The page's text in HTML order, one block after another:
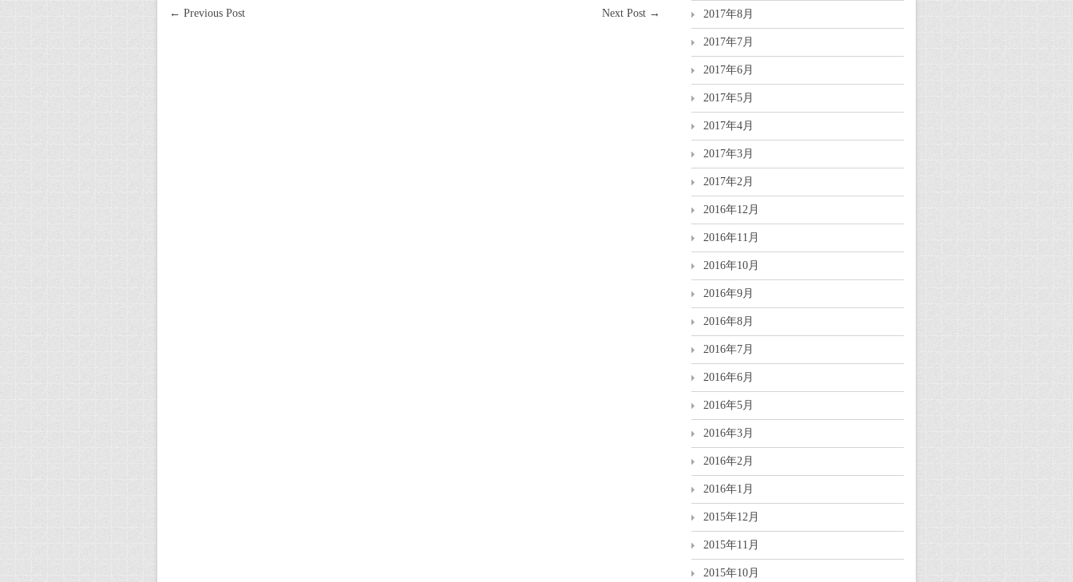
← Previous Post Next Post → 2017年8月
2017年7月
2017年6月
2017年5月
2017年4月
2017年3月
2017年2月
2016年12月
2016年11月
2016年10月
2016年9月
2016年8月
2016年7月
2016年6月
2016年5月
2016年3月
2016年2月
2016年1月
2015年12月
2015年11月
2015年10月